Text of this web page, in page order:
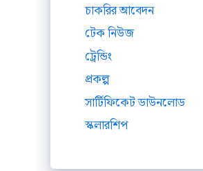
চাকরির আবেদন
টেক নিউজ
ট্রেন্ডিং
প্রকল্প
সার্টিফিকেট ডাউনলোড
স্কলারশিপ